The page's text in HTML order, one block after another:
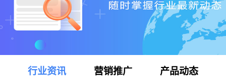
行业资讯 营销推广 产品动态